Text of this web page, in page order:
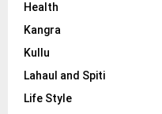
Health
Kangra
Kullu
Lahaul and Spiti
Life Style